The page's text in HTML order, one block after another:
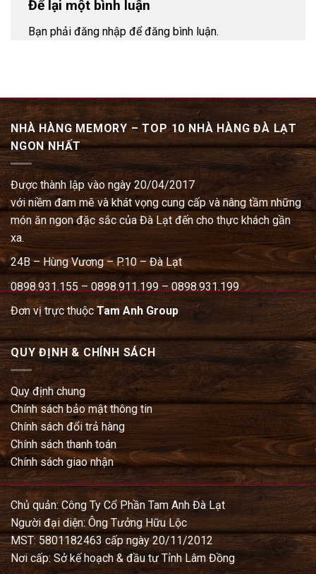
Để lại một bình luận
Bạn phải đăng nhập để đăng bình luận.
NHÀ HÀNG MEMORY – TOP 10 NHÀ HÀNG ĐÀ LẠT
NGON NHẤT
Được thành lập vào ngày 20/04/2017
với niềm đam mê và khát vọng cung cấp và nâng tầm những
món ăn ngon đặc sắc của Đà Lạt đến cho thực khách gần
xa.
24B – Hùng Vương – P.10 – Đà Lạt
0898.931.155 – 0898.911.199 – 0898.931.199
Đơn vị trực thuộcTam Anh Group
QUY ĐỊNH & CHÍNH SÁCH
Quy định chung
Chính sách bảo mật thông tin
Chính sách đổi trả hàng
Chính sách thanh toán
Chính sách giao nhận
Chủ quản: Công Ty Cổ Phần Tam Anh Đà Lạt
Người đại diện: Ông Tưởng Hữu Lộc
MST: 5801182463 cấp ngày 20/11/2012
Nơi cấp: Sở kế hoạch & đầu tư Tỉnh Lâm Đồng